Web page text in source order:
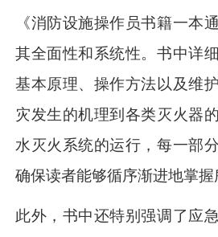
《消防设施操作员书籍一本
其全面性和系统性。书中详
基本原理、操作方法以及维
灾发生的机理到各类灭火器
水灭火系统的运行，每一部
确保读者能够循序渐进地掌握
此外，书中还特别强调了应